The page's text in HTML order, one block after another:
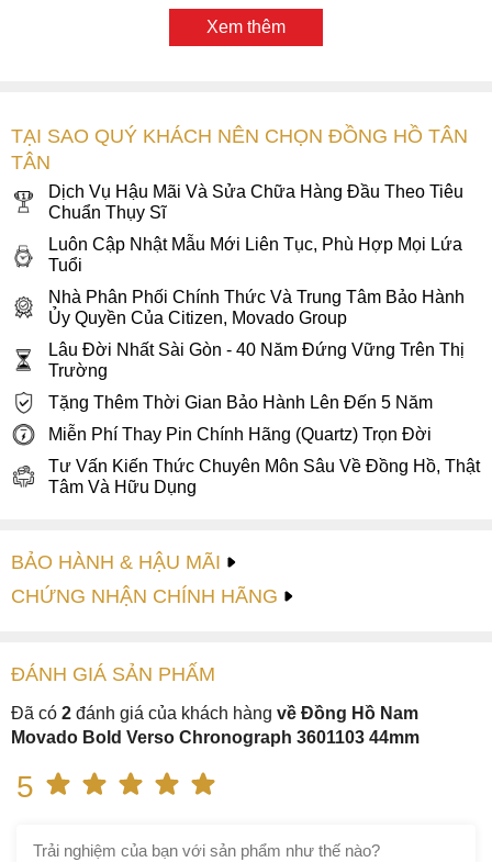
là biểu tượng của phong cách sống năng động, hiện đại và
Xem thêm
TẠI SAO QUÝ KHÁCH NÊN CHỌN ĐỒNG HỒ TÂN
TÂN
Dịch Vụ Hậu Mãi Và Sửa Chữa Hàng Đầu Theo Tiêu
Chuẩn Thụy Sĩ
Luôn Cập Nhật Mẫu Mới Liên Tục, Phù Hợp Mọi Lứa
Tuổi
Nhà Phân Phối Chính Thức Và Trung Tâm Bảo Hành
Ủy Quyền Của Citizen, Movado Group
Lâu Đời Nhất Sài Gòn - 40 Năm Đứng Vững Trên Thị
Trường
Tặng Thêm Thời Gian Bảo Hành Lên Đến 5 Năm
Miễn Phí Thay Pin Chính Hãng (Quartz) Trọn Đời
Tư Vấn Kiến Thức Chuyên Môn Sâu Về Đồng Hồ, Thật
Tâm Và Hữu Dụng
BẢO HÀNH & HẬU MÃI
CHỨNG NHẬN CHÍNH HÃNG
ĐÁNH GIÁ SẢN PHẤM
Đã có 2 đánh giá của khách hàng về Đồng Hồ Nam
Movado Bold Verso Chronograph 3601103 44mm
5